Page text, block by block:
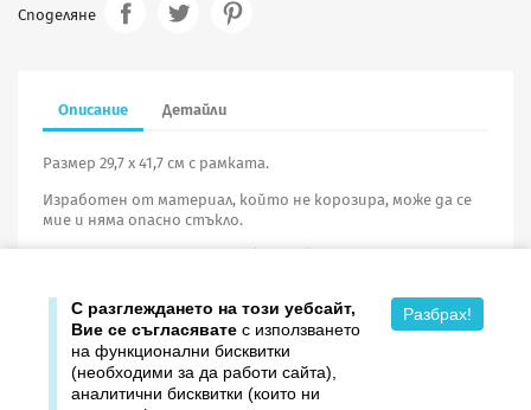
Споделяне
Описание Детайли
Размер 29,7 х 41,7 см с рамката.
Изработен от материал, който не корозира, може да се
мие и няма опасно стъкло.
С разглеждането на този уебсайт,
Вие се съгласявате с използването
на функционални бисквитки
(необходими за да работи сайта),
аналитични бисквитки (които ни
Разбрах!